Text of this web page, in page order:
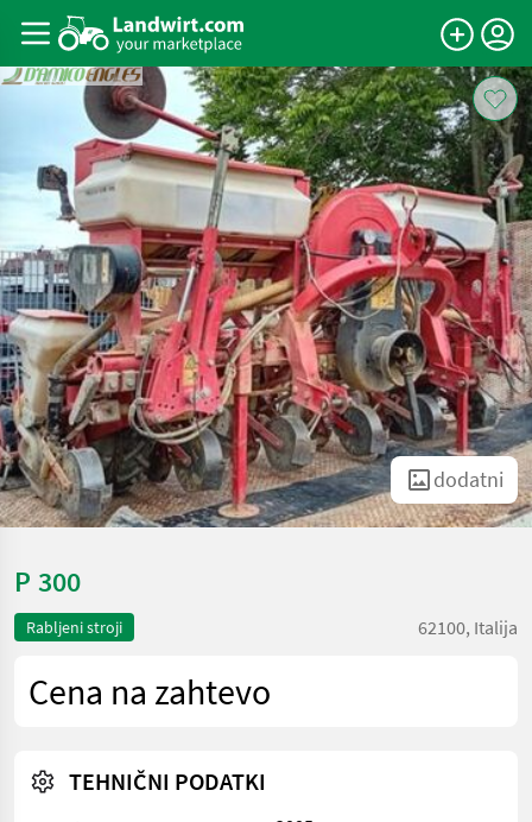
dodatni
P 300
Rabljeni stroji 62100, Italija
Cena na zahtevo
TEHNIČNI PODATKI